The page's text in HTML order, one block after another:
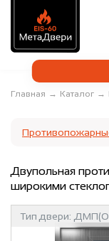
Главная → Каталог →
Двупольная
широкими
Тип двери: